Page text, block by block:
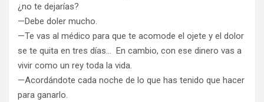
¿no te dejarías?
—Debe doler mucho.
—Te vas al médico para que te acomode el ojete y el dolor
se te quita en tres días… En cambio, con ese dinero vas a
vivir como un rey toda la vida.
—Acordándote cada noche de lo que has tenido que hacer
para ganarlo.